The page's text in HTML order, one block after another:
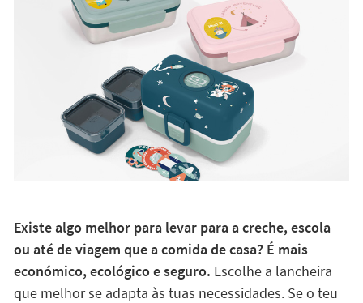
Existe algo melhor para levar para a creche, escola
ou até de viagem que a comida de casa? É mais
económico, ecológico e seguro. Escolhe a lancheira
que melhor se adapta às tuas necessidades. Se o teu